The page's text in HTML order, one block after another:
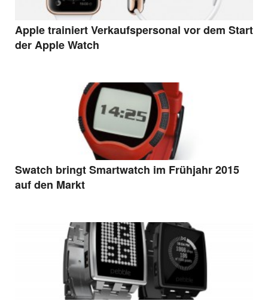
Apple trainiert Verkaufspersonal vor dem Start
der Apple Watch
Swatch bringt Smartwatch im Frühjahr 2015
auf den Markt